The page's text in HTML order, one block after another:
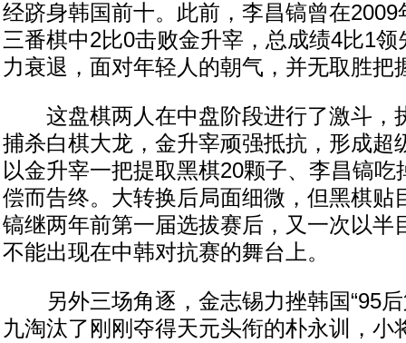
经跻身韩国前十。此前，李昌镐曾在
三番棋中2比0击败金升宰，总成绩4比1
力衰退，面对年轻人的朝气，并无取胜把
这盘棋两人在中盘阶段进行了激斗，
捕杀白棋大龙，金升宰顽强抵抗，形成超
以金升宰一把提取黑棋20颗子、李昌镐吃
偿而告终。大转换后局面细微，但黑棋贴
镐继两年前第一届选拔赛后，又一次以半
不能出现在中韩对抗赛的舞台上。
另外三场角逐，金志锡力挫韩国“95后
九淘汰了刚刚夺得天元头衔的朴永训，小